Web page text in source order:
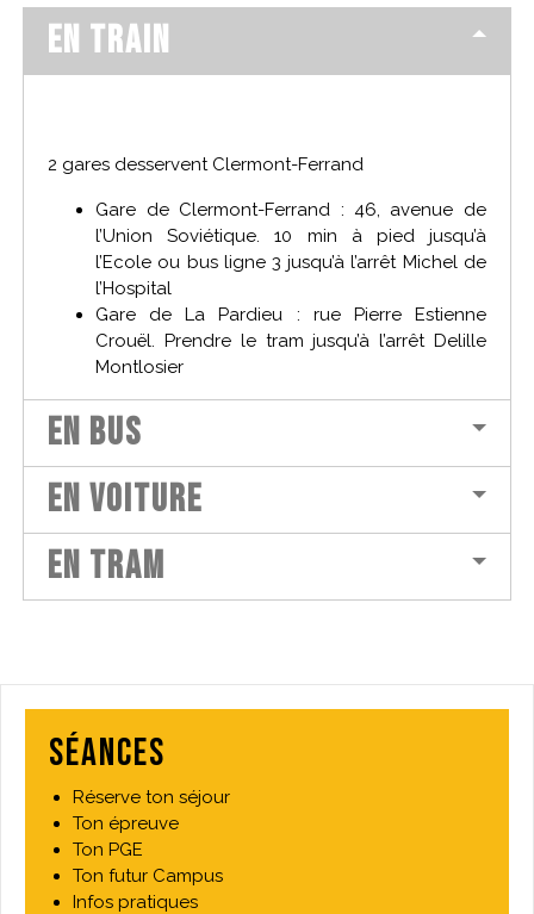
En train
2 gares desservent Clermont-Ferrand
Gare de Clermont-Ferrand : 46, avenue de
l’Union Soviétique. 10 min à pied jusqu’à
l’Ecole ou bus ligne 3 jusqu’à l’arrêt Michel de
l’Hospital
Gare de La Pardieu : rue Pierre Estienne
Crouël. Prendre le tram jusqu’à l’arrêt Delille
Montlosier
En bus
En voiture
En tram
Séances
Réserve ton séjour
Ton épreuve
Ton PGE
Ton futur Campus
Infos pratiques